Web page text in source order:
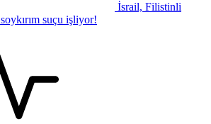
İsrail, Filistinli
suçu işliyor!